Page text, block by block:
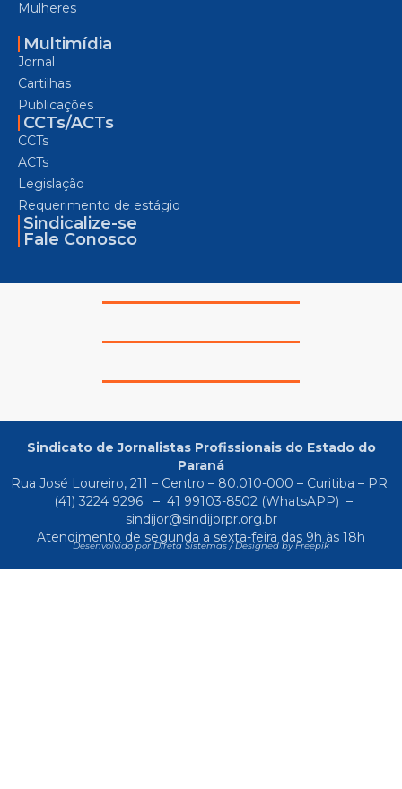
Mulheres
Multimídia
Jornal
Cartilhas
Publicações
CCTs/ACTs
CCTs
ACTs
Legislação
Requerimento de estágio
Sindicalize-se
Fale Conosco
Sindicato de Jornalistas Profissionais do Estado do
Paraná
Rua José Loureiro, 211 – Centro – 80.010-000 – Curitiba – PR
(41) 3224 9296
– 41 99103-8502(WhatsAPP) –
sindijor@sindijorpr.org.br
Atendimento de segunda a sexta-feira das 9h às 18h
Desenvolvido por Direta Sistemas /Designed by Freepik